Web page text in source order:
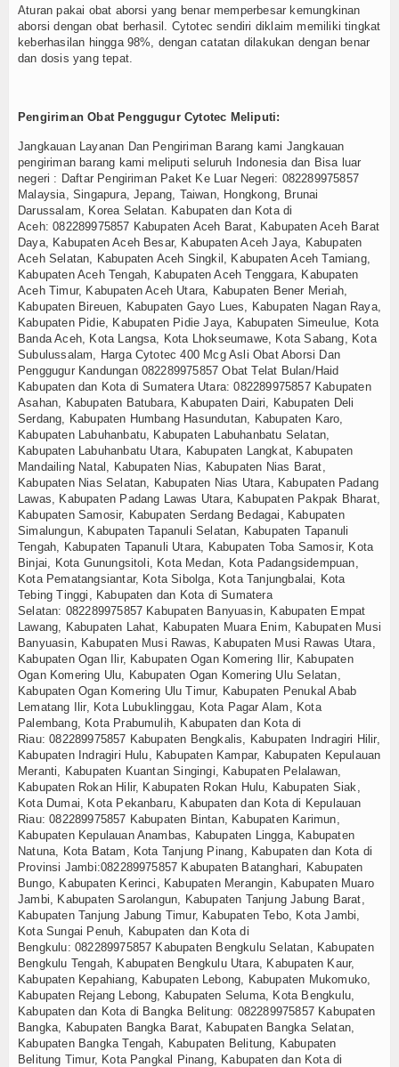
Aturan pakai obat aborsi yang benar memperbesar kemungkinan
aborsi dengan obat berhasil. Cytotec sendiri diklaim memiliki tingkat
keberhasilan hingga 98%, dengan catatan dilakukan dengan benar
dan dosis yang tepat.
Pengiriman Obat Penggugur Cytotec Meliputi:
Jangkauan Layanan Dan Pengiriman Barang kami Jangkauan
pengiriman barang kami meliputi seluruh Indonesia dan Bisa luar
negeri : Daftar Pengiriman Paket Ke Luar Negeri: 082289975857
Malaysia, Singapura, Jepang, Taiwan, Hongkong, Brunai
Darussalam, Korea Selatan. Kabupaten dan Kota di
Aceh:082289975857 Kabupaten Aceh Barat, Kabupaten Aceh Barat
Daya, Kabupaten Aceh Besar, Kabupaten Aceh Jaya, Kabupaten
Aceh Selatan, Kabupaten Aceh Singkil, Kabupaten Aceh Tamiang,
Kabupaten Aceh Tengah, Kabupaten Aceh Tenggara, Kabupaten
Aceh Timur, Kabupaten Aceh Utara, Kabupaten Bener Meriah,
Kabupaten Bireuen, Kabupaten Gayo Lues, Kabupaten Nagan Raya,
Kabupaten Pidie, Kabupaten Pidie Jaya, Kabupaten Simeulue, Kota
Banda Aceh, Kota Langsa, Kota Lhokseumawe, Kota Sabang, Kota
Subulussalam, Harga Cytotec 400 Mcg Asli Obat Aborsi Dan
Penggugur Kandungan 082289975857 Obat Telat Bulan/Haid
Kabupaten dan Kota di Sumatera Utara:082289975857Kabupaten
Asahan, Kabupaten Batubara, Kabupaten Dairi, Kabupaten Deli
Serdang, Kabupaten Humbang Hasundutan, Kabupaten Karo,
Kabupaten Labuhanbatu, Kabupaten Labuhanbatu Selatan,
Kabupaten Labuhanbatu Utara, Kabupaten Langkat, Kabupaten
Mandailing Natal, Kabupaten Nias, Kabupaten Nias Barat,
Kabupaten Nias Selatan, Kabupaten Nias Utara, Kabupaten Padang
Lawas, Kabupaten Padang Lawas Utara, Kabupaten Pakpak Bharat,
Kabupaten Samosir, Kabupaten Serdang Bedagai, Kabupaten
Simalungun, Kabupaten Tapanuli Selatan, Kabupaten Tapanuli
Tengah, Kabupaten Tapanuli Utara, Kabupaten Toba Samosir, Kota
Binjai, Kota Gunungsitoli, Kota Medan, Kota Padangsidempuan,
Kota Pematangsiantar, Kota Sibolga, Kota Tanjungbalai, Kota
Tebing Tinggi, Kabupaten dan Kota di Sumatera
Selatan: 082289975857 Kabupaten Banyuasin, Kabupaten Empat
Lawang, Kabupaten Lahat, Kabupaten Muara Enim, Kabupaten Musi
Banyuasin, Kabupaten Musi Rawas, Kabupaten Musi Rawas Utara,
Kabupaten Ogan Ilir, Kabupaten Ogan Komering Ilir, Kabupaten
Ogan Komering Ulu, Kabupaten Ogan Komering Ulu Selatan,
Kabupaten Ogan Komering Ulu Timur, Kabupaten Penukal Abab
Lematang Ilir, Kota Lubuklinggau, Kota Pagar Alam, Kota
Palembang, Kota Prabumulih, Kabupaten dan Kota di
Riau:082289975857 Kabupaten Bengkalis, Kabupaten Indragiri Hilir,
Kabupaten Indragiri Hulu, Kabupaten Kampar, Kabupaten Kepulauan
Meranti, Kabupaten Kuantan Singingi, Kabupaten Pelalawan,
Kabupaten Rokan Hilir, Kabupaten Rokan Hulu, Kabupaten Siak,
Kota Dumai, Kota Pekanbaru, Kabupaten dan Kota di Kepulauan
Riau:082289975857 Kabupaten Bintan, Kabupaten Karimun,
Kabupaten Kepulauan Anambas, Kabupaten Lingga, Kabupaten
Natuna, Kota Batam, Kota Tanjung Pinang, Kabupaten dan Kota di
Provinsi Jambi:082289975857 Kabupaten Batanghari, Kabupaten
Bungo, Kabupaten Kerinci, Kabupaten Merangin, Kabupaten Muaro
Jambi, Kabupaten Sarolangun, Kabupaten Tanjung Jabung Barat,
Kabupaten Tanjung Jabung Timur, Kabupaten Tebo, Kota Jambi,
Kota Sungai Penuh, Kabupaten dan Kota di
Bengkulu: 082289975857 Kabupaten Bengkulu Selatan, Kabupaten
Bengkulu Tengah, Kabupaten Bengkulu Utara, Kabupaten Kaur,
Kabupaten Kepahiang, Kabupaten Lebong, Kabupaten Mukomuko,
Kabupaten Rejang Lebong, Kabupaten Seluma, Kota Bengkulu,
Kabupaten dan Kota di Bangka Belitung: 082289975857 Kabupaten
Bangka, Kabupaten Bangka Barat, Kabupaten Bangka Selatan,
Kabupaten Bangka Tengah, Kabupaten Belitung, Kabupaten
Belitung Timur, Kota Pangkal Pinang, Kabupaten dan Kota di